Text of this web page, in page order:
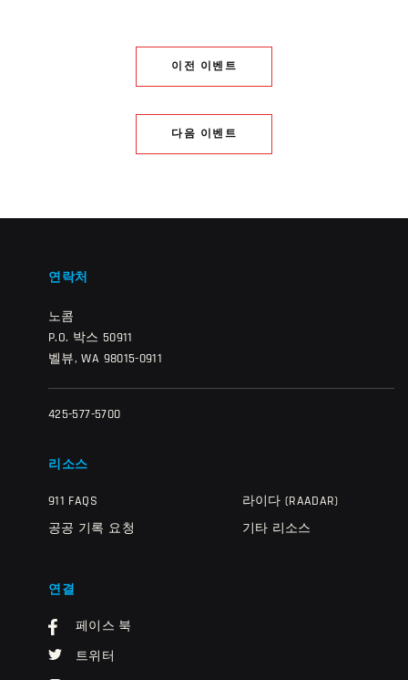
이전 이벤트
다음 이벤트
연락처
노콤
P.O. 박스 50911
벨뷰, WA 98015-0911
425-577-5700
리소스
911 FAQS
공공 기록 요청
라이다 (RAADAR)
기타 리소스
연결
페이스 북
트위터